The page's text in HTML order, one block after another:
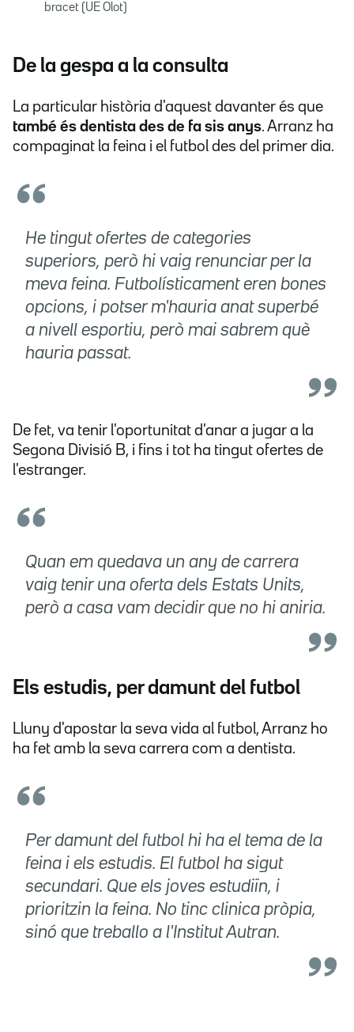
bracet (UE Olot)
De la gespa a la consulta
La particular història d'aquest davanter és que
també és dentista des de fa sis anys. Arranz ha
compaginat la feina i el futbol des del primer dia.
He tingut ofertes de categories
superiors, però hi vaig renunciar per la
meva feina. Futbolísticament eren bones
opcions, i potser m'hauria anat superbé
a nivell esportiu, però mai sabrem què
hauria passat.
De fet, va tenir l'oportunitat d'anar a jugar a la
Segona Divisió B, i fins i tot ha tingut ofertes de
l'estranger.
Quan em quedava un any de carrera
vaig tenir una oferta dels Estats Units,
però a casa vam decidir que no hi aniria.
Els estudis, per damunt del futbol
Lluny d'apostar la seva vida al futbol, Arranz ho
ha fet amb la seva carrera com a dentista.
Per damunt del futbol hi ha el tema de la
feina i els estudis. El futbol ha sigut
secundari. Que els joves estudiïn, i
prioritzin la feina. No tinc clinica pròpia,
sinó que treballo a l'Institut Autran.